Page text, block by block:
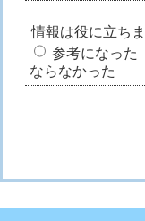
情報は役に立ち
参考になった
ならなかった